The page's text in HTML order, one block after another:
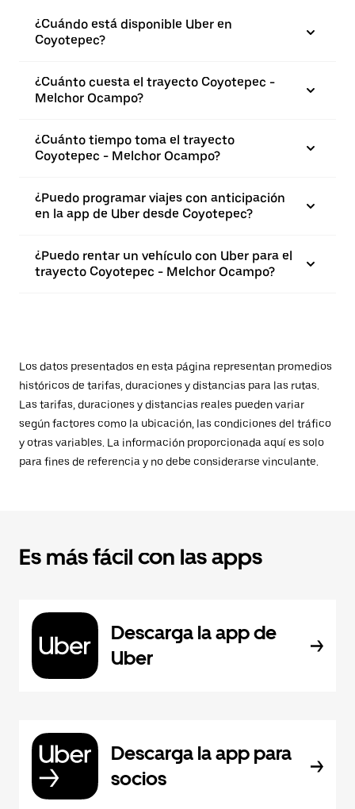
¿Cuándo está disponible Uber en
Coyotepec?
¿Cuánto cuesta el trayecto Coyotepec -
Melchor Ocampo?
¿Cuánto tiempo toma el trayecto
Coyotepec - Melchor Ocampo?
¿Puedo programar viajes con anticipación
en la app de Uber desde Coyotepec?
¿Puedo rentar un vehículo con Uber para el
trayecto Coyotepec - Melchor Ocampo?
Los datos presentados en esta página representan promedios
históricos de tarifas, duraciones y distancias para las rutas.
Las tarifas, duraciones y distancias reales pueden variar
según factores como la ubicación, las condiciones del tráfico
y otras variables. La información proporcionada aquí es solo
para fines de referencia y no debe considerarse vinculante.
Es más fácil con las apps
Descarga la app de
Uber
Descarga la app para
socios